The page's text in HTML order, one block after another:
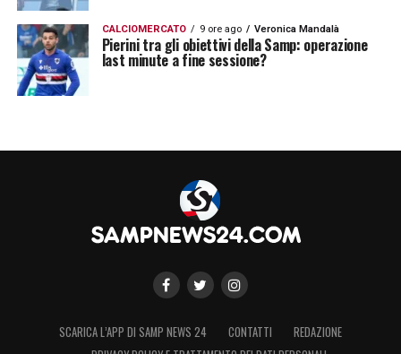
CALCIOMERCATO 9 ore ago Veronica Mandalà
Pierini tra gli obiettivi della Samp: operazione
last minute a fine sessione?
SCARICA L’APP DI SAMP NEWS 24 CONTATTI
REDAZIONE